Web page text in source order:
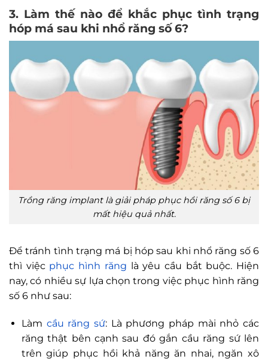
3. Làm thế nào để khắc phục tình trạng
hóp má sau khi nhổ răng số 6?
Trồng răng implant là giải pháp phục hồi răng số 6 bị
mất hiệu quả nhất.
Để tránh tình trạng má bị hóp sau khi nhổ răng số 6
thì việc phục hình răng là yêu cầu bắt buộc. Hiện
nay, có nhiều sự lựa chọn trong việc phục hình răng
số 6 như sau:
Làm cầu răng sứ: Là phương pháp mài nhỏ các
răng thật bên cạnh sau đó gắn cầu răng sứ lên
trên giúp phục hồi khả năng ăn nhai, ngăn xô